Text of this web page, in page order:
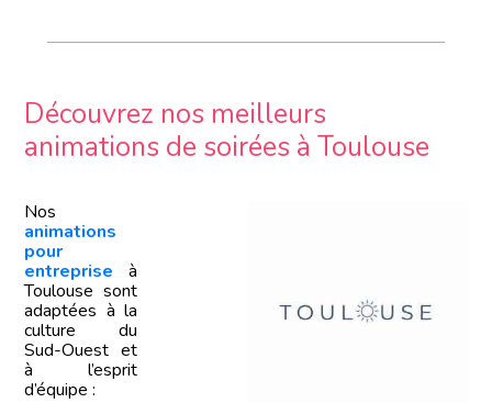
Découvrez nos meilleurs
animations de soirées à Toulouse
Nos
animations
pour
entreprise
à
Toulouse sont
adaptées à la
culture du
Sud-Ouest et
à l’esprit
d’équipe :